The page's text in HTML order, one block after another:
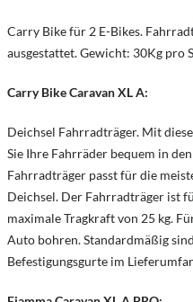
Carry Bike für 2 E-Bikes.
ausgestattet. Gewicht: 30Kg pro
Carry Bike Caravan XL A:
Deichsel Fahrradträger. Mit
Sie Ihre Fahrräder bequem in
Fahrradträger passt für die
Deichsel. Der Fahrradträger ist
maximale Tragkraft von 25 kg.
Auto bohren. Standardmäßig
Befestigungsgurte im